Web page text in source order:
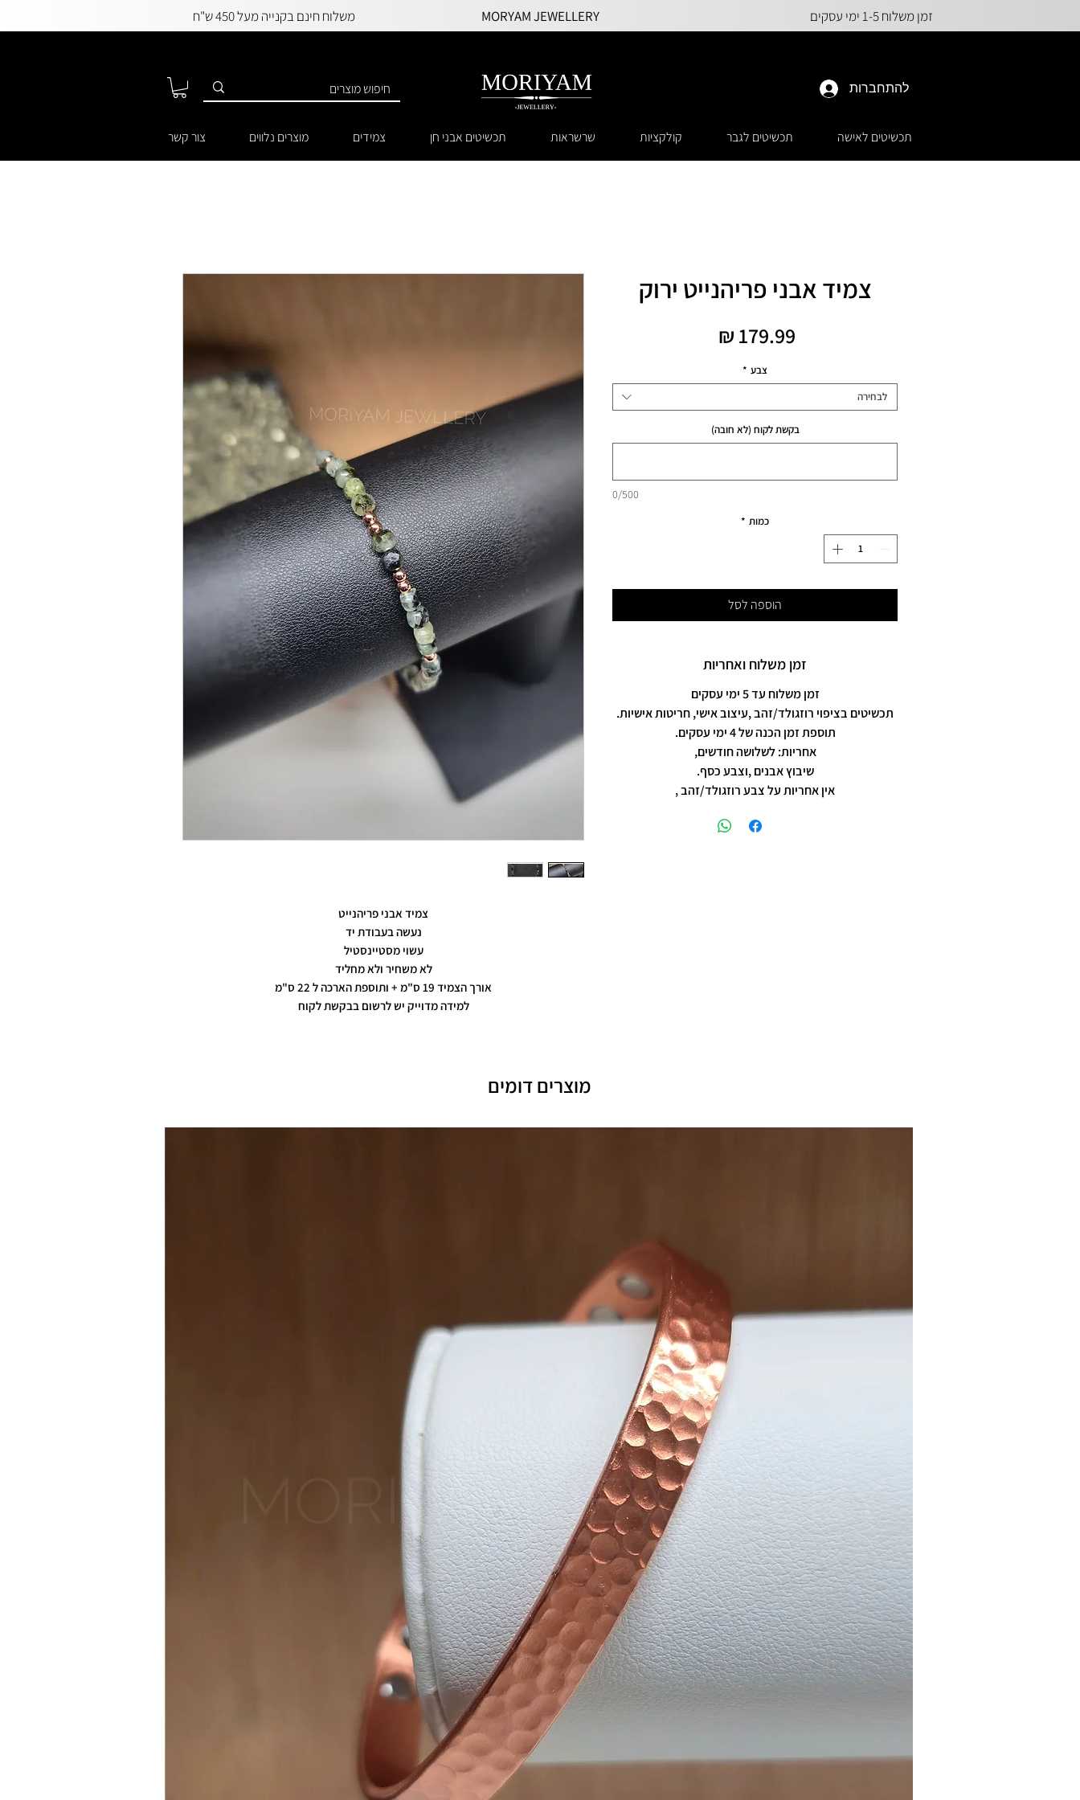
משלוח חינם בקנייה מעל 450 ש"ח MORYAM JEWELLERY זמן משלוח 1-5 ימי עסקים
להתחברות
תכשיטים לאישה תכשיטים לגבר קולקציות שרשראות תכשיטים אבני חן צמידים מוצרים נלווים צור קשר
צמיד אבני פריהנייט
נעשה בעבודת יד
עשוי מסטיינסטיל
לא משחיר ולא מחליד
אורך הצמיד 19 ס"מ + ותוספת הארכה ל 22 ס"מ
למידה מדוייק יש לרשום בבקשת לקוח
צמיד אבני פריהנייט ירוק
צבע *
לבחירה
בקשת לקוח (לא חובה)
0/500
כמות *
הוספה לסל
זמן משלוח ואחריות
זמן משלוח עד 5 ימי עסקים
תכשיטים בציפוי רוזגולד/זהב ,עיצוב אישי, חריטות אישיות.
תוספת זמן הכנה של 4 ימי עסקים.
אחריות: לשלושה חודשים,
שיבוץ אבנים ,וצבע כסף.
אין אחריות על צבע רוזגולד/זהב ,
מוצרים דומים